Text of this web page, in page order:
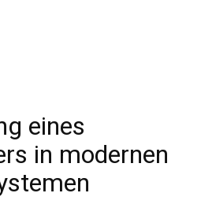
eines
in modernen